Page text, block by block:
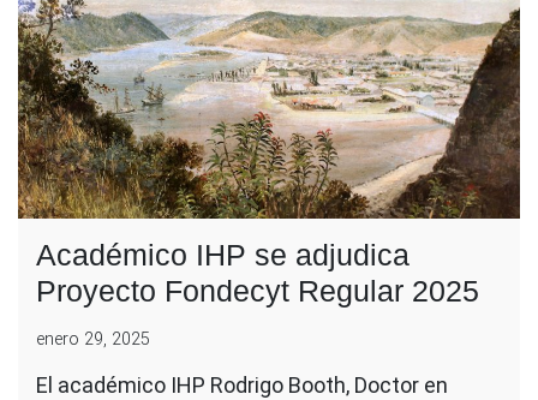
Académico IHP se adjudica
Proyecto Fondecyt Regular 2025
enero 29, 2025
El académico IHP Rodrigo Booth, Doctor en